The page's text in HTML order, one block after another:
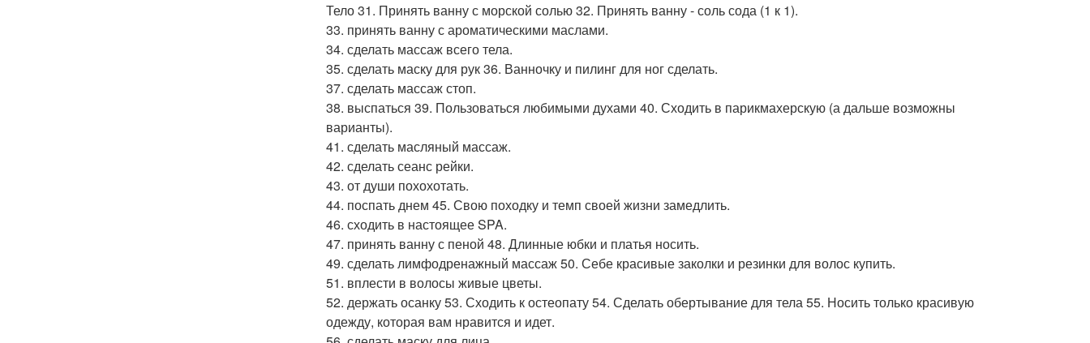
Тело 31. Принять ванну с морской солью 32. Принять ванну - соль сода (1 к 1).
33. принять ванну с ароматическими маслами.
34. сделать массаж всего тела.
35. сделать маску для рук 36. Ванночку и пилинг для ног сделать.
37. сделать массаж стоп.
38. выспаться 39. Пользоваться любимыми духами 40. Сходить в парикмахерскую (а дальше возможны
варианты).
41. сделать масляный массаж.
42. сделать сеанс рейки.
43. от души похохотать.
44. поспать днем 45. Свою походку и темп своей жизни замедлить.
46. сходить в настоящее SPA.
47. принять ванну с пеной 48. Длинные юбки и платья носить.
49. сделать лимфодренажный массаж 50. Себе красивые заколки и резинки для волос купить.
51. вплести в волосы живые цветы.
52. держать осанку 53. Сходить к остеопату 54. Сделать обертывание для тела 55. Носить только красивую
одежду, которая вам нравится и идет.